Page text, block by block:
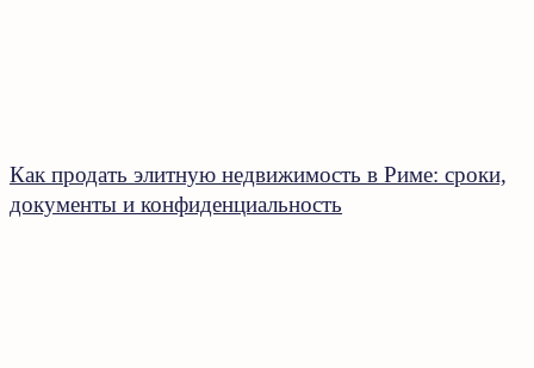
Как продать элитную недвижимость в Риме: сроки,
документы и конфиденциальность